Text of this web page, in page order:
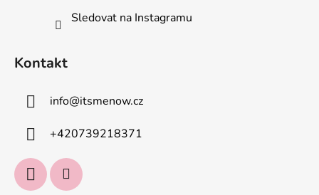
Sledovat na Instagramu
Kontakt
info@itsmenow.cz
+420739218371